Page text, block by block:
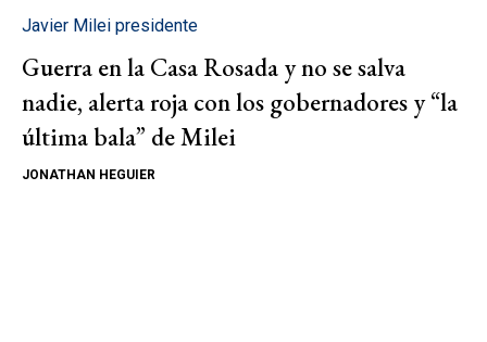
Javier Milei presidente
Guerra en la Casa Rosada y no se salva
nadie, alerta roja con los gobernadores y “la
última bala” de Milei
JONATHAN HEGUIER